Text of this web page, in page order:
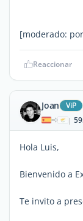
[moderado:
Reaccionar
Joan ViP
|
Hola Luis,
Bienvenido a
Te invito a